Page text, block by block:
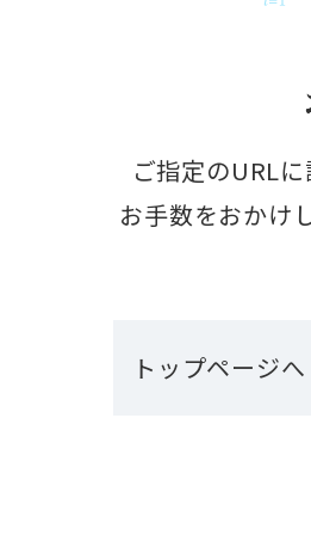
ご指定のURL
お手数をおかけ
トップページへ